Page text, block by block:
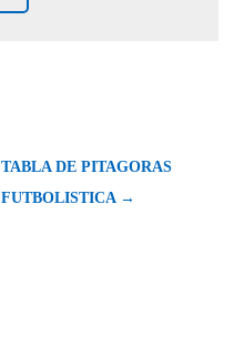
TABLA DE PITAGORAS
FUTBOLISTICA →